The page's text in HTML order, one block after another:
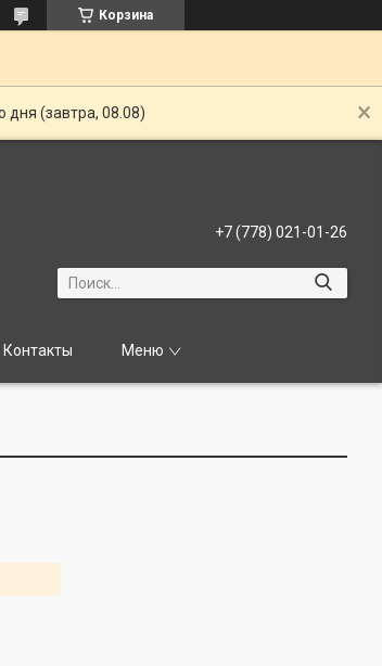
Корзина
дня (завтра, 08.08)
+7 (778) 021-01-26
Контакты Меню